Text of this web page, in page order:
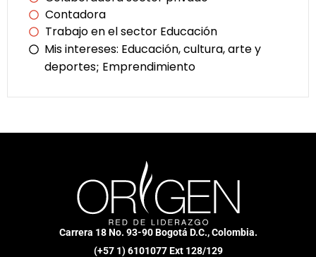
Contadora
Trabajo en el sector Educación
Mis intereses: Educación, cultura, arte y
deportes; Emprendimiento
Carrera 18 No. 93-90 Bogotá D.C., Colombia.
(+57 1) 6101077 Ext 128/129